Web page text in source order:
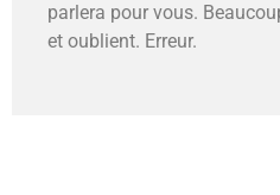
parlera pour vous.
et oublient. Erreur.